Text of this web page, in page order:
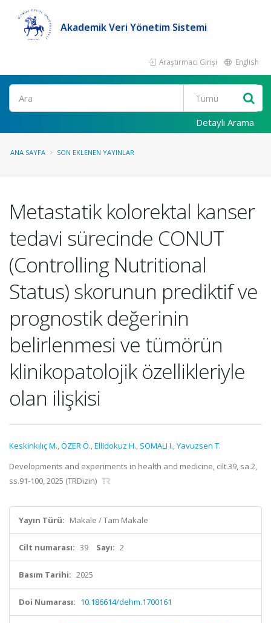
Akademik Veri Yönetim Sistemi
Araştırmacı Girişi English
Ara
Detaylı Arama
ANA SAYFA SON EKLENEN YAYINLAR
Metastatik kolorektal kanser
tedavi sürecinde CONUT
(Controlling Nutritional
Status) skorunun prediktif ve
prognostik değerinin
belirlenmesi ve tümörün
klinikopatolojik özellikleriyle
olan ilişkisi
Keskinkılıç M.,ÖZER Ö.,Ellidokuz H., SOMALI I.,Yavuzsen T.
Developments and experiments in health and medicine, cilt.39, sa.2,
ss.91-100, 2025 (TRDizin)
Yayın Türü: Makale / Tam Makale
Cilt numarası: 39 Sayı: 2
Basım Tarihi: 2025
Doi Numarası: 10.186614/dehm.1700161